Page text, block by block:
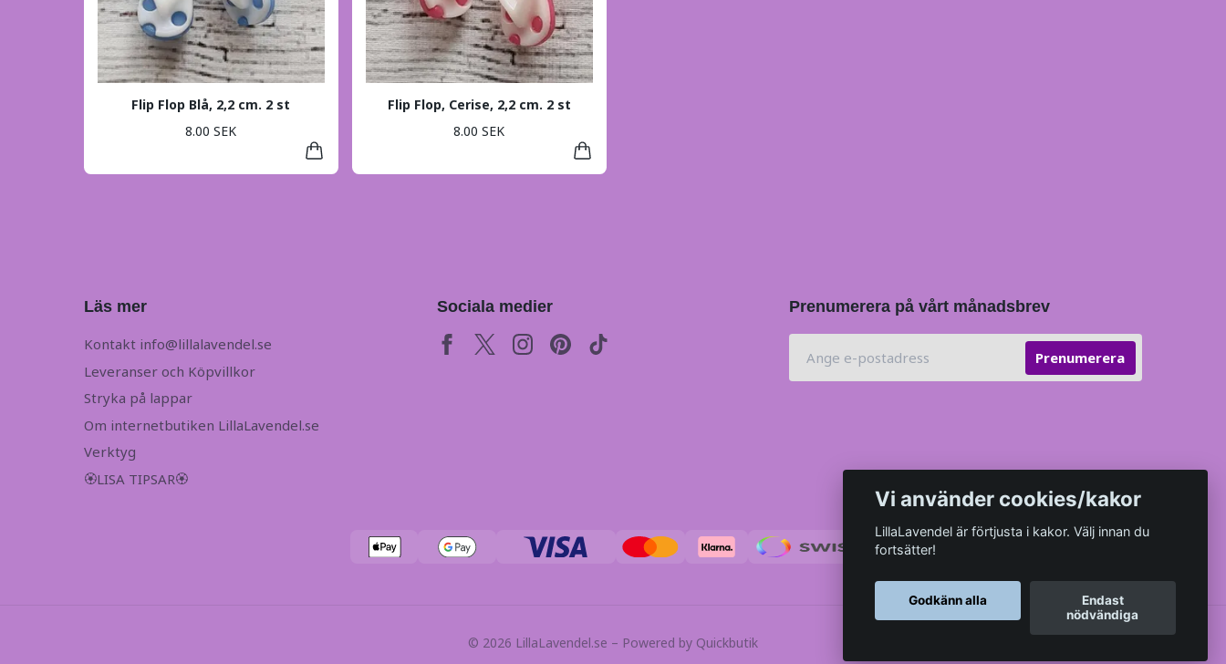
Flip Flop Blå, 2,2 cm. 2 st
8.00 SEK
Flip Flop, Cerise, 2,2 cm. 2 st
8.00 SEK
Läs mer
Kontakt info@lillalavendel.se
Leveranser och Köpvillkor
Stryka på lappar
Om internetbutiken LillaLavendel.se
Verktyg
🏵LISA TIPSAR🏵
Sociala medier Prenumerera på vårt månadsbrev
Prenumerera
© 2026 LillaLavendel.se – Powered by Quickbutik
Vi använder cookies/kakor
LillaLavendel är förtjusta i kakor. Välj innan du
fortsätter!
Godkänn alla
Endast
nödvändiga